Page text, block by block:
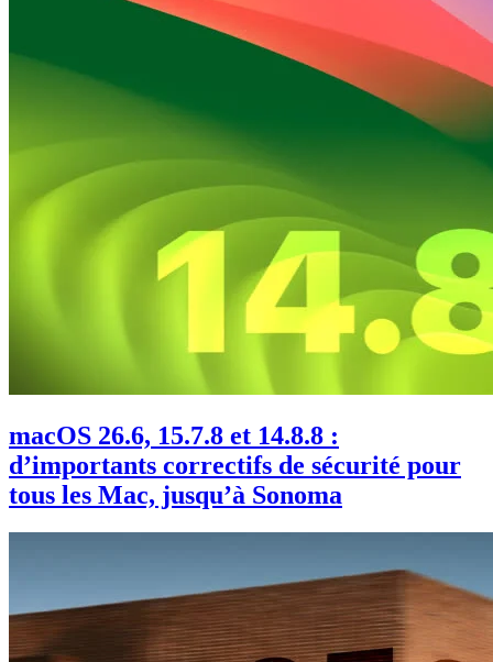
macOS 26.6, 15.7.8 et 14.8.8 :
d’importants correctifs de sécurité pour
tous les Mac, jusqu’à Sonoma